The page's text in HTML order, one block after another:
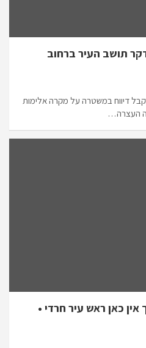
תושב העיר ברחוב
דיווח במשטרה על מקרה אלימות
העצרה…
אין כאן ראש עיר חרדי •